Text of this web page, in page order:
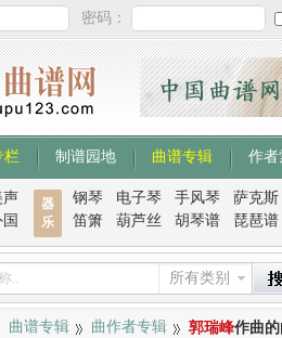
密码：
栏 制谱园地 曲谱专辑 作者
声
器
乐
钢琴 电子琴 手风琴 萨克斯
笛箫
葫芦丝 胡琴谱 琵琶谱
所有类别
曲谱专辑 曲作者专辑 郭瑞峰作曲